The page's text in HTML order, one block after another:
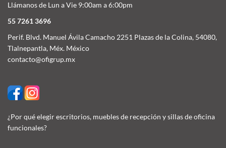
Llámanos de Lun a Vie 9:00am a 6:00pm
55 7261 3696
Perif. Blvd. Manuel Ávila Camacho 2251 Plazas de la Colina, 54080,
Tlalnepantla, Méx. México
contacto@ofigrup.mx
¿Por qué elegir escritorios, muebles de recepción y sillas de oficina
funcionales?